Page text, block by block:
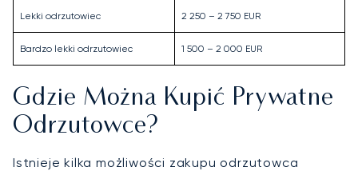
Lekki odrzutowiec 2 250 – 2 750 EUR
Bardzo lekki odrzutowiec 1 500 – 2 000 EUR
Gdzie Można Kupić Prywatne
Odrzutowce?
Istnieje kilka możliwości zakupu odrzutowca